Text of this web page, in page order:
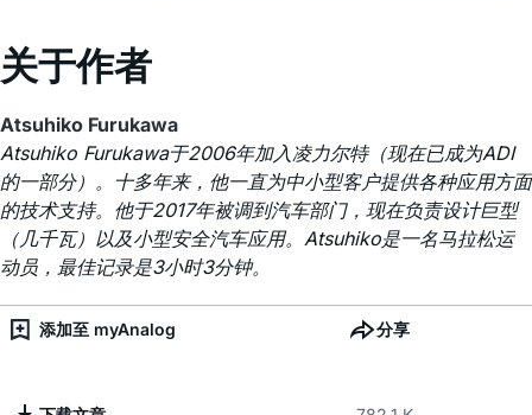
关于作者
Atsuhiko Furukawa
Atsuhiko Furukawa于2006年加入凌力尔特（现在已成为ADI
的一部分）。十多年来，他一直为中小型客户提供各种应用方面
的技术支持。他于2017年被调到汽车部门，现在负责设计巨型
（几千瓦）以及小型安全汽车应用。Atsuhiko是一名马拉松运
动员，最佳记录是3小时3分钟。
添加至 myAnalog 分享